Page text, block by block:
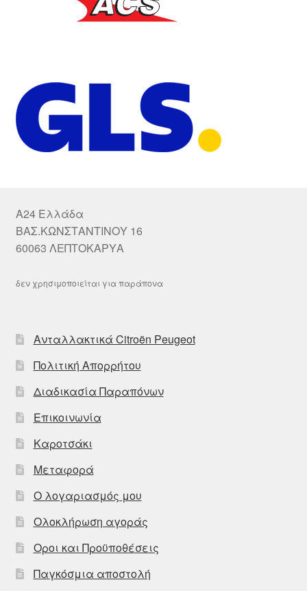
A24 Ελλάδα
ΒΑΣ.ΚΩΝΣΤΑΝΤΙΝΟΥ 16
60063 ΛΕΠΤΟΚΑΡΥΑ
δεν χρησιμοποιείται για παράπονα
Ανταλλακτικά Citroën Peugeot
Πολιτική Απορρήτου
Διαδικασία Παραπόνων
Επικοινωνία
Καροτσάκι
Μεταφορά
Ο λογαριασμός μου
Ολοκλήρωση αγοράς
Οροι και Προϋποθέσεις
Παγκόσμια αποστολή